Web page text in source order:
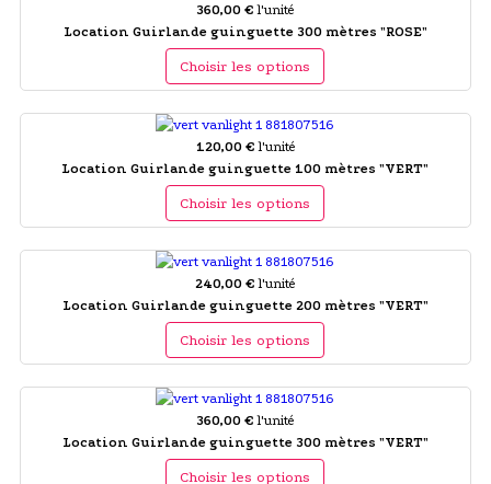
360,00 € l'unité
Location Guirlande guinguette 300 mètres "ROSE"
Choisir les options
120,00 € l'unité
Location Guirlande guinguette 100 mètres "VERT"
Choisir les options
240,00 € l'unité
Location Guirlande guinguette 200 mètres "VERT"
Choisir les options
360,00 € l'unité
Location Guirlande guinguette 300 mètres "VERT"
Choisir les options